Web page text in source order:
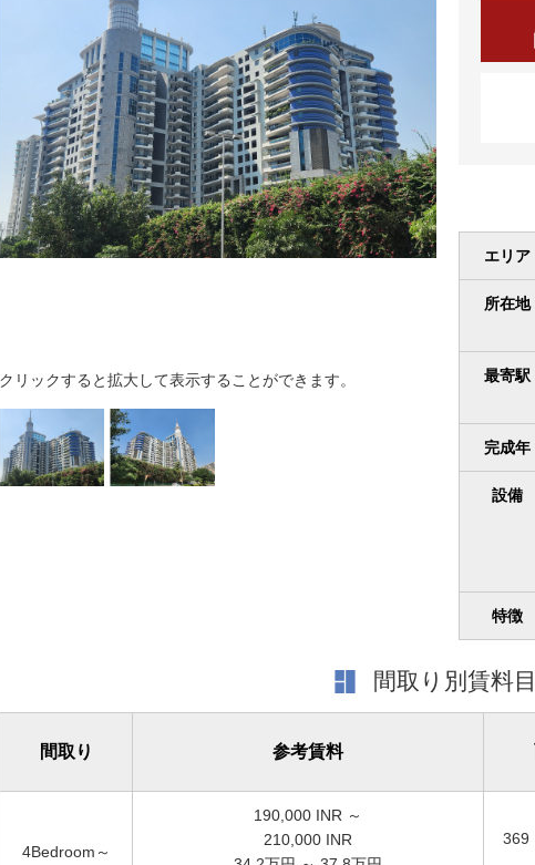
クリックすると拡大して表示することができます。
エリア
所在地
最寄駅
完成年
設備
特徴
間取り別賃料
間取り 参考賃料
4Bedroom～
190,000 INR ～
210,000 INR
369